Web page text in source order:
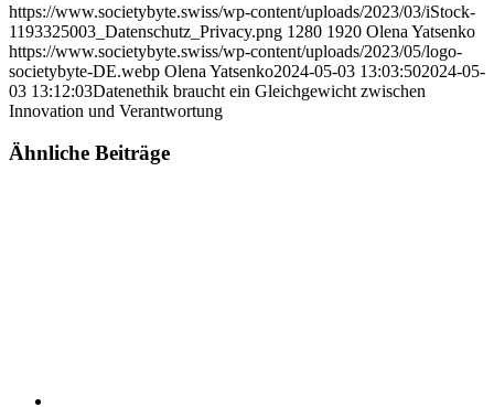
https://www.societybyte.swiss/wp-content/uploads/2023/03/iStock-
1193325003_Datenschutz_Privacy.png 1280 1920 Olena Yatsenko
https://www.societybyte.swiss/wp-content/uploads/2023/05/logo-
societybyte-DE.webp Olena Yatsenko2024-05-03 13:03:502024-05-
03 13:12:03Datenethik braucht ein Gleichgewicht zwischen
Innovation und Verantwortung
Ähnliche Beiträge